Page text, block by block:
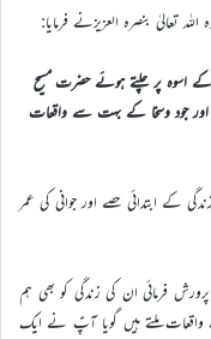
تعالیٰ بنصرہ العزیزنے فرمایا:
کے اسوہ پر چلتے ہوئے حضرت مسیح
اور جود وسخا کے بہت سے واقعات
ابتدائی حصے اور جوانی کی عمر
فرمائی ان کی زندگی کو بھی ہم
واقعات ملتے ہیں گویا آپؑ نے ایک